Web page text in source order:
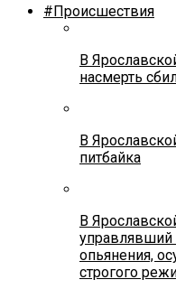
#Происшествия
В
насмерть
В
питбайка
В
управлявший
опьянения,
строгого